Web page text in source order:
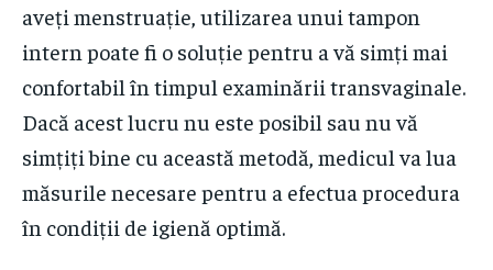
aveți menstruație, utilizarea unui tampon
intern poate fi o soluție pentru a vă simți mai
confortabil în timpul examinării transvaginale.
Dacă acest lucru nu este posibil sau nu vă
simțiți bine cu această metodă, medicul va lua
măsurile necesare pentru a efectua procedura
în condiții de igienă optimă.